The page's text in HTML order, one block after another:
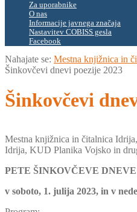
Za uporabnike
O nas
Informacije javnega značaja
Nastavitev COBISS gesla
Facebook
Nahajate se: Mestna knjižnica in
Šinkovčevi dnevi poezije 2023
Šinkovčevi
Mestna knjižnica in čitalnica
Idrija, KUD Planika Vojsko in
PETE ŠINKOVČEVE
v soboto, 1. julija 2023, in v